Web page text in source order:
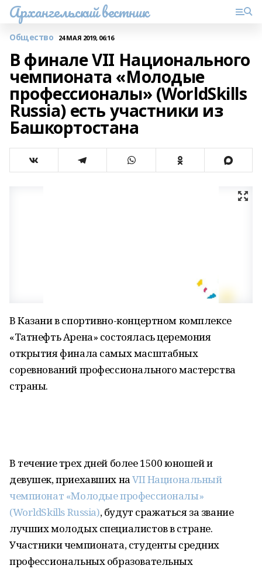
Архангельский вестник
Общество 24 МАЯ 2019, 06:16
В финале VII Национального
чемпионата «Молодые
профессионалы» (WorldSkills
Russia) есть участники из
Башкортостана
В Казани в спортивно-концертном комплексе
«Татнефть Арена» состоялась церемония
открытия финала самых масштабных
соревнований профессионального мастерства
страны.
В течение трех дней более 1500 юношей и
девушек, приехавших наVII Национальный
чемпионат «Молодые профессионалы»
(WorldSkills Russia), будут сражаться за звание
лучших молодых специалистов в стране.
Участники чемпионата, студенты средних
профессиональных образовательных